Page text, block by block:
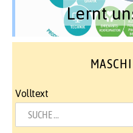
Lernt
Volltext